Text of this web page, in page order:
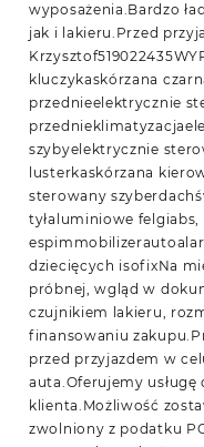
wyposażenia.Bardzo
jak i lakieru.Przed
kluczykaskórzana
przednieelektrycznie
szybyelektrycznie
lusterkaskórzana
sterowany
tyłaluminiowe felgiabs,
dziecięcych isofixNa
próbnej, wgląd w
czujnikiem lakieru,
finansowaniu
przed przyjazdem w
auta.Oferujemy
klienta.Możliwość
zwolniony z podatku